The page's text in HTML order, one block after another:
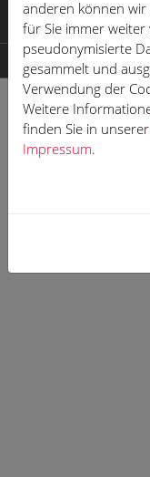
anderen können
für Sie immer
pseudonymisierte
gesammelt und
Verwendung der
Weitere
finden Sie in unserer
Impressum.